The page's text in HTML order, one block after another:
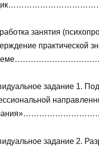
занятия
практической
задание 1.
задание 2.